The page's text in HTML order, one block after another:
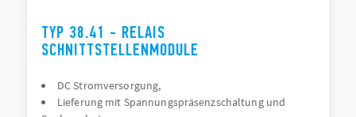
TYP 38.41 - RELAIS
SCHNITTSTELLENMODULE
DC Stromversorgung,
Lieferung mit Spannungspräsenzschaltung und